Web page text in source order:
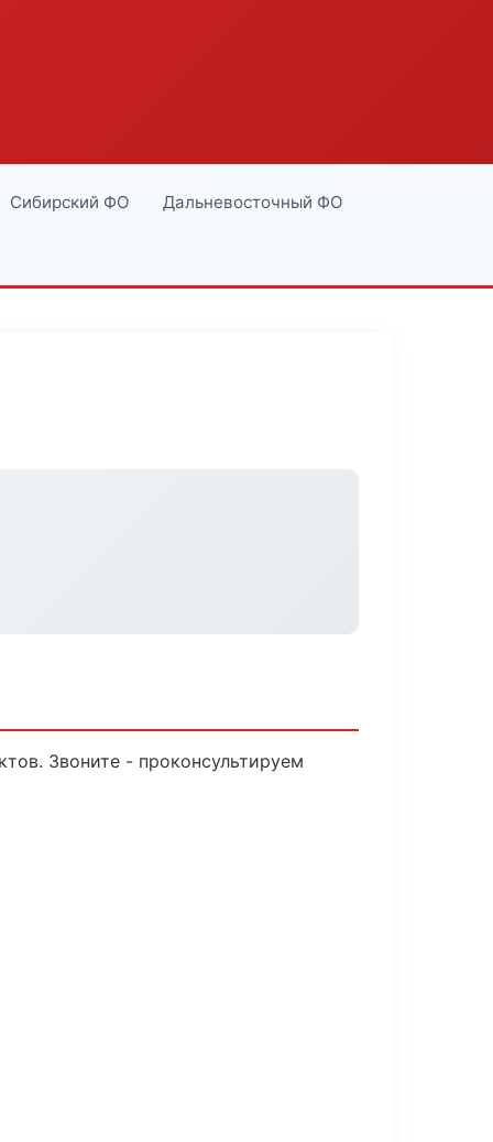
Сибирский ФО Дальневосточный ФО
Звоните - проконсультируем